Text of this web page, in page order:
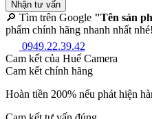
Nhận tư vấn
🔎 Tìm trên Google "Tên sản
phẩm chính hãng nhanh nhất nhé!
0949.22.39.42
Cam kết của Huế Camera
Cam kết chính hãng
Hoàn tiền 200% nếu phát hiện